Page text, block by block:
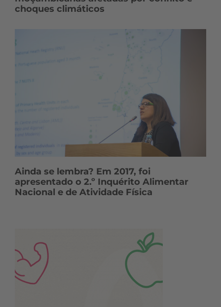
choques climáticos
Ainda se lembra? Em 2017, foi
apresentado o 2.º Inquérito Alimentar
Nacional e de Atividade Física